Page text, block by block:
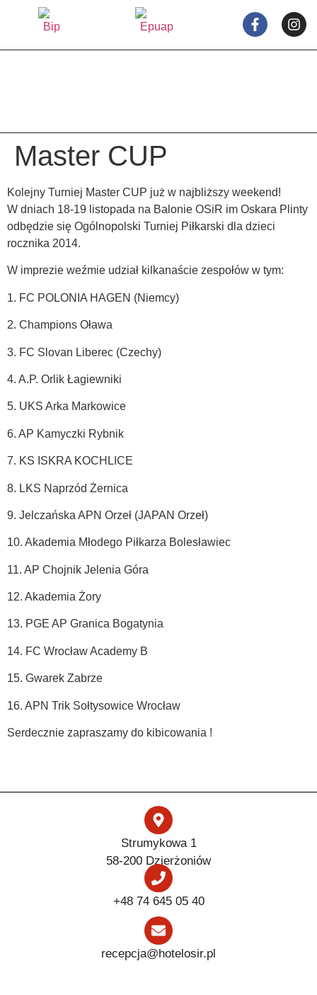
Master CUP
Kolejny Turniej Master CUP już w najbliższy weekend!
W dniach 18-19 listopada na Balonie OSiR im Oskara Plinty
odbędzie się Ogólnopolski Turniej Piłkarski dla dzieci
rocznika 2014.
W imprezie weźmie udział kilkanaście zespołów w tym:
1. FC POLONIA HAGEN (Niemcy)
2. Champions Oława
3. FC Slovan Liberec (Czechy)
4. A.P. Orlik Łagiewniki
5. UKS Arka Markowice
6. AP Kamyczki Rybnik
7. KS ISKRA KOCHLICE
8. LKS Naprzód Żernica
9. Jelczańska APN Orzeł (JAPAN Orzeł)
10. Akademia Młodego Piłkarza Bolesławiec
11. AP Chojnik Jelenia Góra
12. Akademia Żory
13. PGE AP Granica Bogatynia
14. FC Wrocław Academy B
15. Gwarek Zabrze
16. APN Trik Sołtysowice Wrocław
Serdecznie zapraszamy do kibicowania !
Strumykowa 1
58-200 Dzierżoniów
+48 74 645 05 40
recepcja@hotelosir.pl